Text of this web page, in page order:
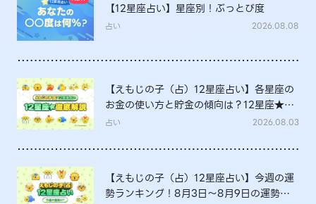
【12星座占い】星座別！ぶっとび度
占い 2026.08.08
【えもじの子（占）12星座占い】各星座の
お金の使い方と貯金の傾向は？12星座★徹
底解説
占い 2026.08.03
【えもじの子（占）12星座占い】今週の運
勢ランキング！8月3日～8月9日の運勢